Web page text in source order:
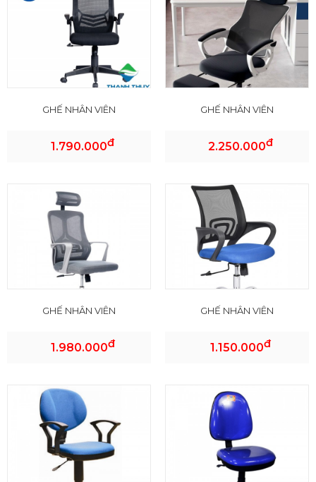
GHẾ NHÂN VIÊN
1.790.000đ
GHẾ NHÂN VIÊN
2.250.000đ
GHẾ NHÂN VIÊN
1.980.000đ
GHẾ NHÂN VIÊN
1.150.000đ